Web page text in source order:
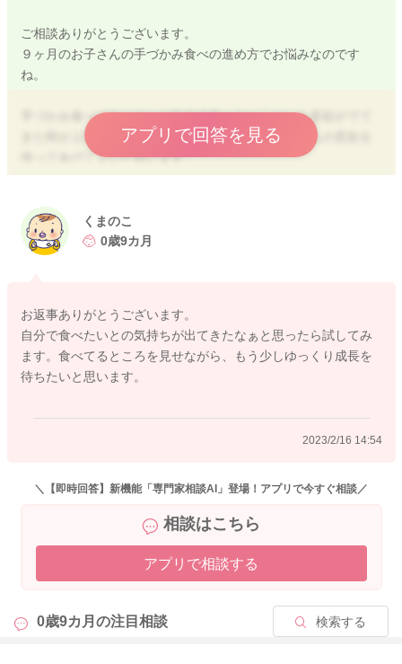
ご相談ありがとうございます。
９ヶ月のお子さんの手づかみ食べの進め方でお悩みなのです
ね。
手づかみ食べはおこさんが自分で食べたい！という意欲がでて
きた時が上達するポイントだと思いますよ。お子さんの意欲を
待ってあげてよいと思います。
まだ、食事は食べさせて欲しいお子さんの気持ちもあるのか
比較的、手につきにくいもの（食パン、赤ちゃんせんべいな
また、食べ方の初心者になりますので、手づかみできるものを
ママさんが持って食べるところを見せてあげたり、お子さんの
口に手づかみで運んであげることで、食べるものと認識できた
り、食べ方を学ぶことができますよ。
アプリで回答を見る
2023/2/16 9:14
くまのこ
0歳9カ月
お返事ありがとうございます。
自分で食べたいとの気持ちが出てきたなぁと思ったら試してみ
ます。食べてるところを見せながら、もう少しゆっくり成長を
待ちたいと思います。
2023/2/16 14:54
＼【即時回答】新機能「専門家相談AI」登場！アプリで今すぐ相談／
相談はこちら
アプリで相談する
0歳9カ月の注目相談 検索する